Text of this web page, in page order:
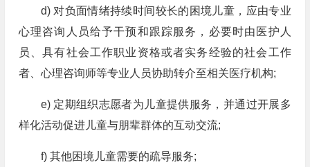
d) 对负面情绪持续时间较长的困境儿童，应由专业
心理咨询人员给予干预和跟踪服务，必要时由医护人
员、具有社会工作职业资格或者实务经验的社会工作
者、心理咨询师等专业人员协助转介至相关医疗机构;
e) 定期组织志愿者为儿童提供服务，并通过开展多
样化活动促进儿童与朋辈群体的互动交流;
f) 其他困境儿童需要的疏导服务;